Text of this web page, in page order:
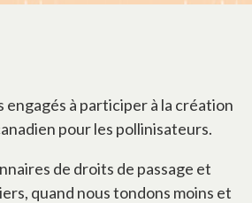
engagés à participer à la création
pour les pollinisateurs.
de droits de passage et
quand nous tondons moins et